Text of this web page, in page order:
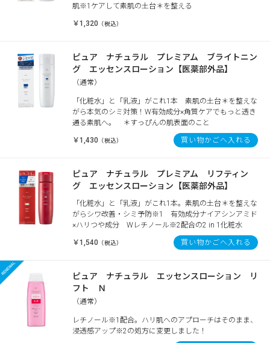
肌※1ケアして素肌の土台＊を整える
￥1,320 （税込）
ピュア ナチュラル プレミアム ブライトニン
グ エッセンスローション【医薬部外品】
（通常）
「化粧水」と「乳液」がこれ1本 素肌の土台＊を整えな
がら本気のシミ対策！W有効成分×角質ケアでもっと透き
通る素肌へ。 ＊すっぴんの肌表面のこと
￥1,430 （税込） 買い物かごへ入れる
ピュア ナチュラル プレミアム リフティン
グ エッセンスローション【医薬部外品】
「化粧水」と「乳液」がこれ1本。素肌の土台＊を整えな
がらシワ改善・シミ予防※1 有効成分ナイアシンアミド
×ハリつや成分 Wレチノール※2配合の2 in 1化粧水
￥1,540 （税込） 買い物かごへ入れる
ピュア ナチュラル エッセンスローション リ
フト Ｎ
（通常）
レチノール※1配合。ハリ肌へのアプローチはそのまま、
浸透感アップ※2の処方に変更しました！